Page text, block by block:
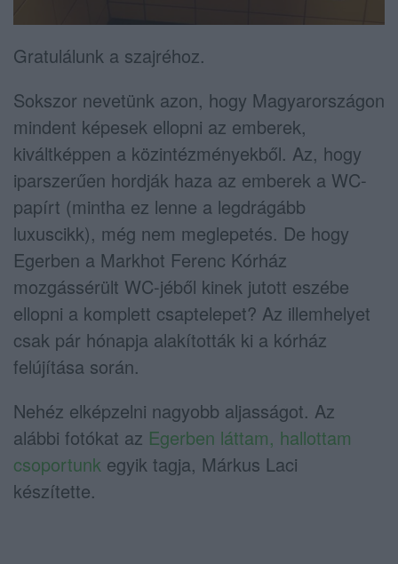
Gratulálunk a szajréhoz.
Sokszor nevetünk azon, hogy Magyarországon
mindent képesek ellopni az emberek,
kiváltképpen a közintézményekből. Az, hogy
iparszerűen hordják haza az emberek a WC-
papírt (mintha ez lenne a legdrágább
luxuscikk), még nem meglepetés. De hogy
Egerben a Markhot Ferenc Kórház
mozgássérült WC-jéből kinek jutott eszébe
ellopni a komplett csaptelepet? Az illemhelyet
csak pár hónapja alakították ki a kórház
felújítása során.
Nehéz elképzelni nagyobb aljasságot. Az
alábbi fotókat az Egerben láttam, hallottam
csoportunk egyik tagja, Márkus Laci
készítette.